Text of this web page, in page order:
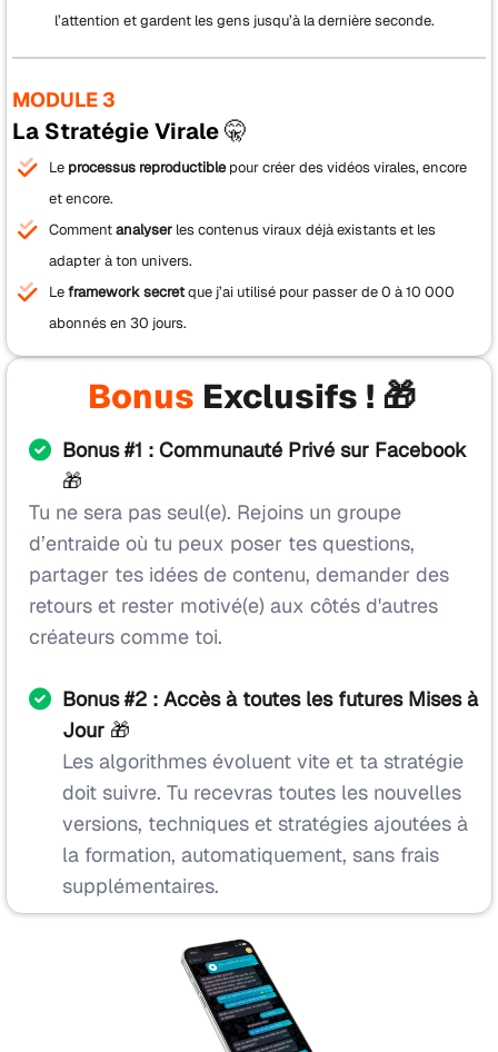
l’attention et gardent les gens jusqu’à la dernière seconde.
MODULE 3
La Stratégie Virale 🤫
Le processus reproductiblepour créer des vidéos virales, encore
et encore.
Commentanalyser les contenus viraux déjà existants et les
adapter à ton univers.
Leframework secretque j’ai utilisé pour passer de 0 à 10 000
abonnés en 30 jours.
Bonus Exclusifs ! 🎁
Bonus #1 : Communauté Privé sur Facebook
🎁
Tu ne sera pas seul(e). Rejoins un groupe
d’entraide où tu peux poser tes questions,
partager tes idées de contenu, demander des
retours et rester motivé(e) aux côtés d'autres
créateurs comme toi.
Bonus #2 : Accès à toutes les futures Mises à
Jour 🎁
Les algorithmes évoluent vite et ta stratégie
doit suivre. Tu recevras toutes les nouvelles
versions, techniques et stratégies ajoutées à
la formation, automatiquement, sans frais
supplémentaires.